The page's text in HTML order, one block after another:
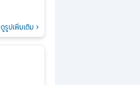
ดูรูปเพิ่มเติม